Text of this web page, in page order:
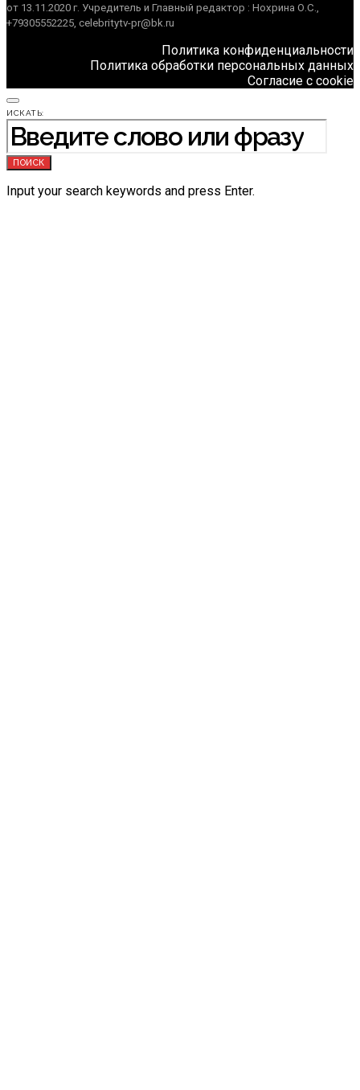
от 13.11.2020 г. Учредитель и Главный редактор : Нохрина О.С.,
+79305552225, celebritytv-pr@bk.ru
Политика конфиденциальности
Политика обработки персональных данных
Согласие с cookie
ИСКАТЬ:
ПОИСК
Input your search keywords and press Enter.